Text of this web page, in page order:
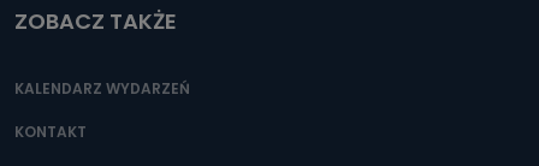
ZOBACZ TAKŻE
KALENDARZ WYDARZEŃ
KONTAKT